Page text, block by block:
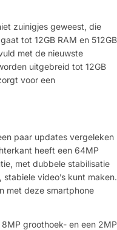
zuinigjes geweest, die
tot 12GB RAM en 512GB
met de nieuwste
uitgebreid tot 12GB
voor een
paar updates vergeleken
heeft een 64MP
met dubbele stabilisatie
video’s kunt maken.
met deze smartphone
groothoek- en een 2MP